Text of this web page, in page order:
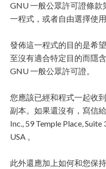
GNU 一般公眾許可證條
一程式，或者自由選擇使
發佈這一程式的目的是希
至沒有適合特定目的而隱
GNU 一般公眾許可證。
您應該已經和程式一起收
副本。如果還沒有，寫信
Inc., 59 Temple Place,
USA 。
此外還應加上如何和您保